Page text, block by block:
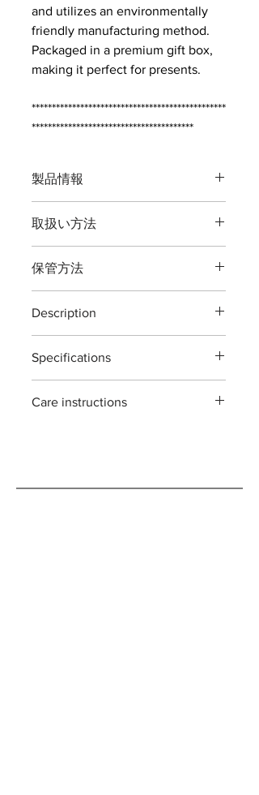
and utilizes an environmentally
friendly manufacturing method.
Packaged in a premium gift box,
making it perfect for presents.
************************************************
****************************************
製品情報
全長：約２７０ミリ
重量：約２９０グラム
刃渡：約１３０ミリ
鋼材： 鍛造特殊鋼
最大切断能力：生木直径約１０ミリ
付属：刃研直し無料券
※ご依頼の際の往復運送料はお客様ご
負担となります
取扱い方法
ミリ（刃元）５ミリ（刃先）までで
す。
庭の葉刈り・根切り松の葉の手入れ用
の道具です。
植物以外の切断、無理な使い方をする
と破損する場合がございますご注意く
せん。
保管方法
た汚れをよくふき取り道具箱や室内で
の保管をおすすめいたします。汚れを
ふき取る際に刃物用油（ミシン油でも
よい）で拭き取り本体を保護する事で
錆びが発生しにくくなります。
ご自分で刃を研ぎ直される場合は専用
Description
The T16L leaf cutter are designed for
general garden use. ideal for pruning
houseplants.
Specifications
forging'
Care instructions